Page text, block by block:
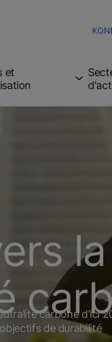
et
la
carbone d'ici
de durabilité